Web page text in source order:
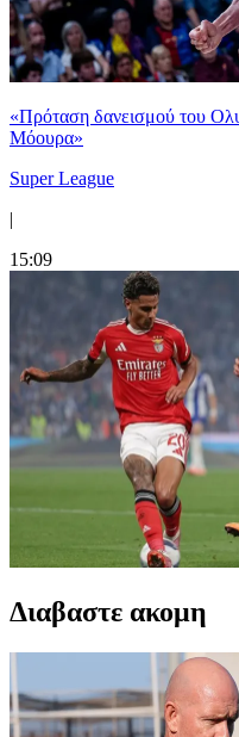
«Πρόταση δανεισμού του
Μόουρα»
Super League
|
15:09
Διαβαστε ακομη